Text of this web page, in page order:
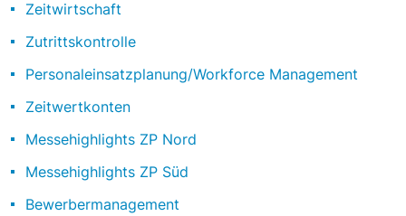
Zeitwirtschaft
Zutrittskontrolle
Personaleinsatzplanung/Workforce Management
Zeitwertkonten
Messehighlights ZP Nord
Messehighlights ZP Süd
Bewerbermanagement